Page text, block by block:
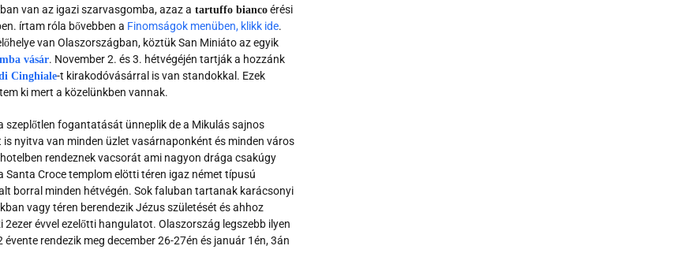
van az igazi szarvasgomba, azaz a tartuffo bianco érési
írtam róla bővebben a Finomságok menüben, klikk ide.
van Olaszországban, köztük San Miniáto az egyik
vásár. November 2. és 3. hétvégéjén tartják a hozzánk
Cinghiale-t kirakodóvásárral is van standokkal. Ezek
ki mert a közelünkben vannak.
szeplőtlen fogantatását ünneplik de a Mikulás sajnos
nyitva van minden üzlet vasárnaponként és minden város
rendeznek vacsorát ami nagyon drága csakúgy
Croce templom elötti téren igaz német típusú
borral minden hétvégén. Sok faluban tartanak karácsonyi
vagy téren berendezik Jézus születését és ahhoz
évvel ezelőtti hangulatot. Olaszország legszebb ilyen
rendezik meg december 26-27én és január 1én, 3án